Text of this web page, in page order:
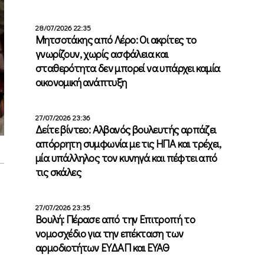
28/07/2026 22:35
Μητσοτάκης από Λέρο: Οι ακρίτες το
γνωρίζουν, χωρίς ασφάλεια και
σταθερότητα δεν μπορεί να υπάρχει καμία
οικονομική ανάπτυξη
27/07/2026 23:36
Δείτε βίντεο: Αλβανός βουλευτής αρπάζει
απόρρητη συμφωνία με τις ΗΠΑ και τρέχει,
μία υπάλληλος τον κυνηγά και πέφτει από
τις σκάλες
27/07/2026 23:35
Βουλή: Πέρασε από την Επιτροπή το
νομοσχέδιο για την επέκταση των
αρμοδιοτήτων ΕΥΔΑΠ και ΕΥΑΘ